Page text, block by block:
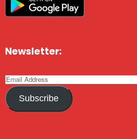
Newsletter:
Subscribe